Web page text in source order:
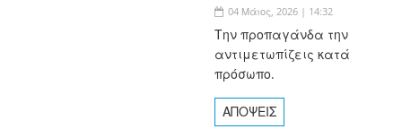
04 Μάιος, 2026 | 14:32
Την προπαγάνδα την
αντιμετωπίζεις κατά
πρόσωπο.
ΑΠΟΨΕΙΣ